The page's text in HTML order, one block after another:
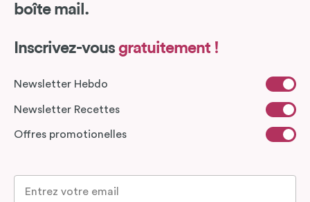
boîte mail.
Inscrivez-vous gratuitement !
Newsletter Hebdo
Newsletter Recettes
Offres promotionelles